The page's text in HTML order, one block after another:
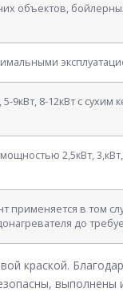
объектов,
9кВт, 8-12кВт с
2,5кВт, 3,кВт,
применяется в том
до
краской.
выполнены